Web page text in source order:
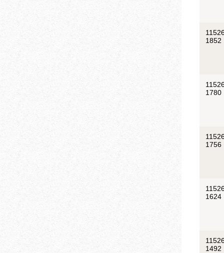
1852
1780
1756
1624
1492